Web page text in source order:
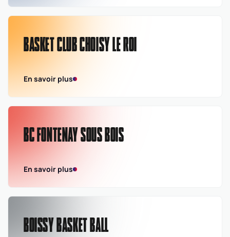
BASKET CLUB CHOISY LE ROI
En savoir plus
BC FONTENAY SOUS BOIS
En savoir plus
BOISSY BASKET BALL